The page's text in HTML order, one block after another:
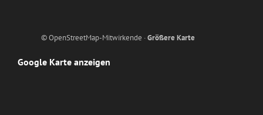
© OpenStreetMap-Mitwirkende ·Größere Karte
Google Karte anzeigen